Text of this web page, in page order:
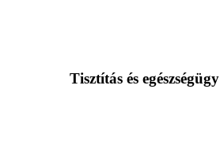
Tisztítás és egészségügy